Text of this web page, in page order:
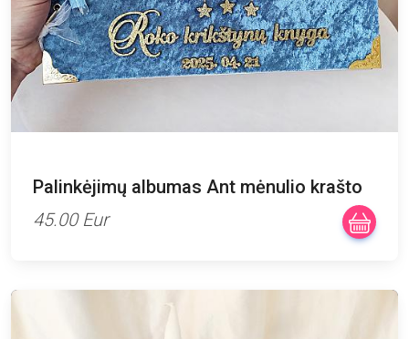
Palinkėjimų albumas Ant mėnulio krašto
45.00 Eur